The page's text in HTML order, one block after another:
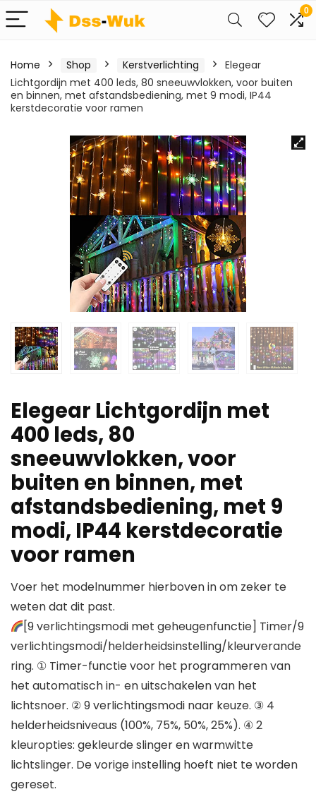
0
Home Shop Kerstverlichting
Elegear
Lichtgordijn met 400 leds, 80 sneeuwvlokken, voor buiten
en binnen, met afstandsbediening, met 9 modi, IP44
kerstdecoratie voor ramen
Elegear Lichtgordijn met
400 leds, 80
sneeuwvlokken, voor
buiten en binnen, met
afstandsbediening, met 9
modi, IP44 kerstdecoratie
voor ramen
Voer het modelnummer hierboven in om zeker te
weten dat dit past.
[9 verlichtingsmodi met geheugenfunctie] Timer/9
verlichtingsmodi/helderheidsinstelling/kleurverande
ring. ① Timer-functie voor het programmeren van
het automatisch in- en uitschakelen van het
lichtsnoer. ② 9 verlichtingsmodi naar keuze. ③ 4
helderheidsniveaus (100%, 75%, 50%, 25%). ④ 2
kleuropties: gekleurde slinger en warmwitte
lichtslinger. De vorige instelling hoeft niet te worden
gereset.